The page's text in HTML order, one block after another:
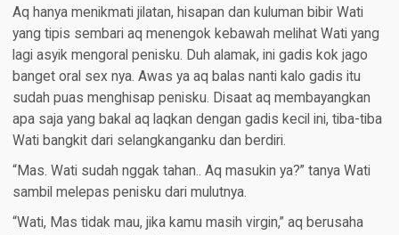
Aq hanya menikmati jilatan, hisapan dan kuluman bibir Wati
yang tipis sembari aq menengok kebawah melihat Wati yang
lagi asyik mengoral penisku. Duh alamak, ini gadis kok jago
banget oral sex nya. Awas ya aq balas nanti kalo gadis itu
sudah puas menghisap penisku. Disaat aq membayangkan
apa saja yang bakal aq laqkan dengan gadis kecil ini, tiba-tiba
Wati bangkit dari selangkanganku dan berdiri.
“Mas. Wati sudah nggak tahan.. Aq masukin ya?” tanya Wati
sambil melepas penisku dari mulutnya.
“Wati, Mas tidak mau, jika kamu masih virgin,” aq berusaha